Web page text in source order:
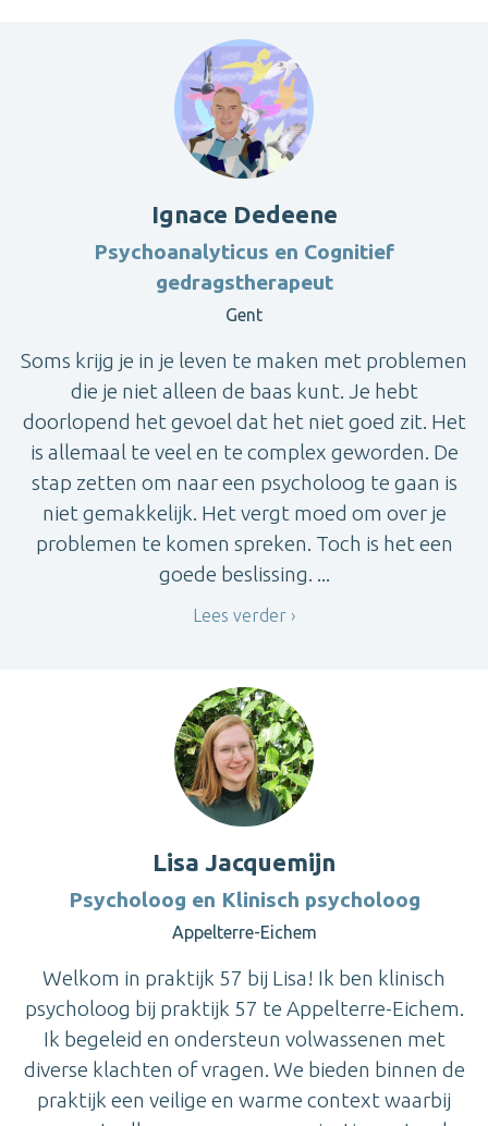
Ignace Dedeene
Psychoanalyticus en Cognitief
gedragstherapeut
Gent
Soms krijg je in je leven te maken met problemen
die je niet alleen de baas kunt. Je hebt
doorlopend het gevoel dat het niet goed zit. Het
is allemaal te veel en te complex geworden. De
stap zetten om naar een psycholoog te gaan is
niet gemakkelijk. Het vergt moed om over je
problemen te komen spreken. Toch is het een
goede beslissing. ...
Lees verder
Lisa Jacquemijn
Psycholoog en Klinisch psycholoog
Appelterre-Eichem
Welkom in praktijk 57 bij Lisa! Ik ben klinisch
psycholoog bij praktijk 57 te Appelterre-Eichem.
Ik begeleid en ondersteun volwassenen met
diverse klachten of vragen. We bieden binnen de
praktijk een veilige en warme context waarbij